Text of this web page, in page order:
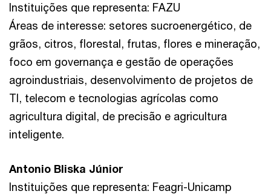
Instituições que representa: FAZU
Áreas de interesse: setores sucroenergético, de
grãos, citros, florestal, frutas, flores e mineração,
foco em governança e gestão de operações
agroindustriais, desenvolvimento de projetos de
TI, telecom e tecnologias agrícolas como
agricultura digital, de precisão e agricultura
inteligente.
Antonio Bliska Júnior
Instituições que representa: Feagri-Unicamp